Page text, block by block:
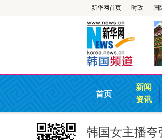
新华网首页 时政 国
首页
新闻
资讯
韩国女主播夸